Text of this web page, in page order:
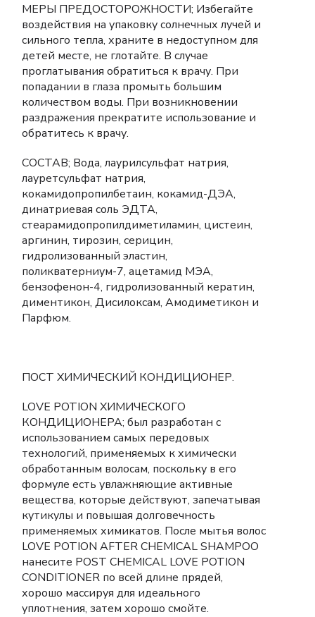
МЕРЫ ПРЕДОСТОРОЖНОСТИ; Избегайте
воздействия на упаковку солнечных лучей и
сильного тепла, храните в недоступном для
детей месте, не глотайте. В случае
проглатывания обратиться к врачу. При
попадании в глаза промыть большим
количеством воды. При возникновении
раздражения прекратите использование и
обратитесь к врачу.
СОСТАВ; Вода, лаурилсульфат натрия,
лауретсульфат натрия,
кокамидопропилбетаин, кокамид-ДЭА,
динатриевая соль ЭДТА,
стеарамидопропилдиметиламин, цистеин,
аргинин, тирозин, серицин,
гидролизованный эластин,
поликватерниум-7, ацетамид МЭА,
бензофенон-4, гидролизованный кератин,
диментикон, Дисилоксам, Амодиметикон и
Парфюм.
ПОСТ ХИМИЧЕСКИЙ КОНДИЦИОНЕР.
LOVE POTION ХИМИЧЕСКОГО
КОНДИЦИОНЕРА; был разработан с
использованием самых передовых
технологий, применяемых к химически
обработанным волосам, поскольку в его
формуле есть увлажняющие активные
вещества, которые действуют, запечатывая
кутикулы и повышая долговечность
применяемых химикатов. После мытья волос
LOVE POTION AFTER CHEMICAL SHAMPOO
нанесите POST CHEMICAL LOVE POTION
CONDITIONER по всей длине прядей,
хорошо массируя для идеального
уплотнения, затем хорошо смойте.